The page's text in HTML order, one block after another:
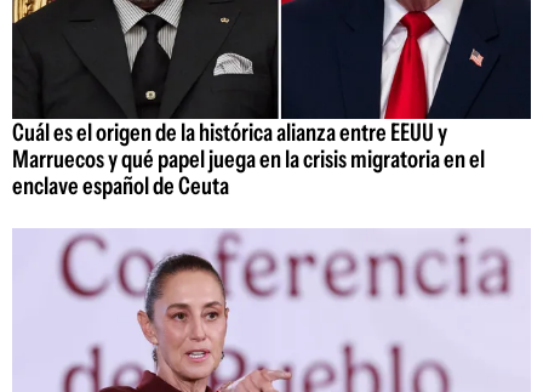
Cuál es el origen de la histórica alianza entre EEUU y
Marruecos y qué papel juega en la crisis migratoria en el
enclave español de Ceuta